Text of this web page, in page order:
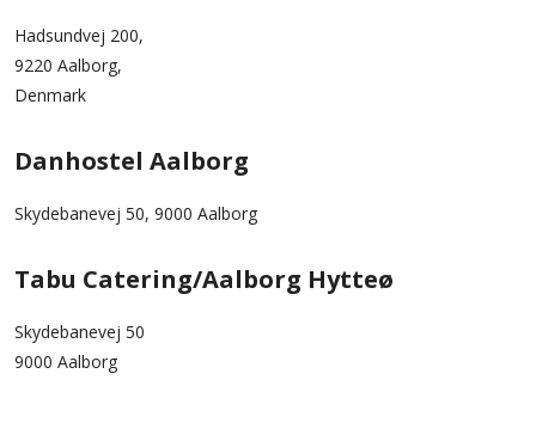
Hadsundvej 200,
9220 Aalborg,
Denmark
Danhostel Aalborg
Skydebanevej 50, 9000 Aalborg
Tabu Catering/Aalborg Hytteø
Skydebanevej 50
9000 Aalborg